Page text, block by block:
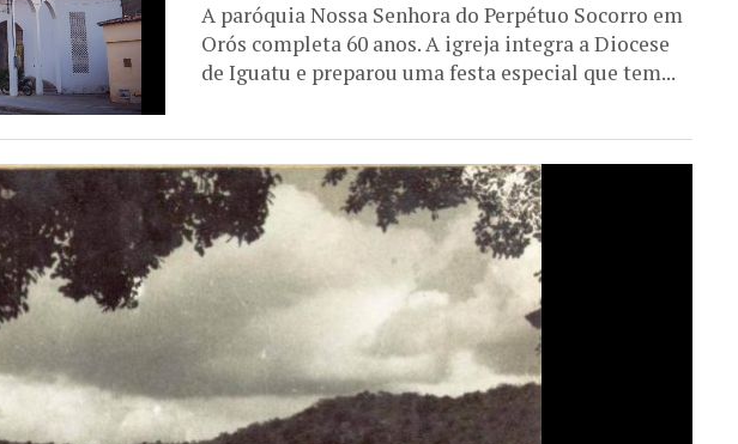
A paróquia Nossa Senhora do Perpétuo Socorro em
Orós completa 60 anos. A igreja integra a Diocese
de Iguatu e preparou uma festa especial que tem...